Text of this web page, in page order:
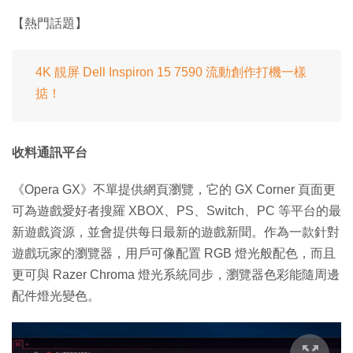
【熱門話題】
4K 靚屏 Dell Inspiron 15 7590 流動創作打機一樣
掂！
收料通訊平台
《Opera GX》不單提供網頁瀏覽，它的 GX Corner 頁面更
可為遊戲愛好者搜羅 XBOX、PS、Switch、PC 等平台的最
新遊戲資源，並會提供每日最新的遊戲新聞。作為一款針對
遊戲玩家的瀏覽器，用戶可像配置 RGB 燈光般配色，而且
更可與 Razer Chroma 燈光系統同步，瀏覽器色彩能隨周邊
配件燈光變色。